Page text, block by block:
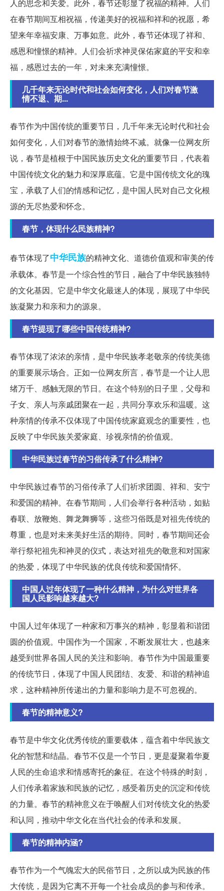
人的思念和关爱。此外，春节还彰显了祝福的精神。人们
在春节期间互相祝福，传递美好的祝福和祥和的祝愿，希
望来年幸福安康、万事如意。此外，春节还体现了祥和、
感恩和憧憬的精神。人们会祈求神灵保佑家庭的平安和幸
福，感恩过去的一年，对未来充满憧憬。
几千年来无论时代和社会如何变化，人们对春节激
情不退、期...
春节作为中国传统的重要节日，几千年来无论时代和社会
如何变化，人们对春节的激情始终不减。就像一位网友所
说，春节是植根于中国民族历史文化的重要节日，代表着
中国传统文化的魅力和深厚底蕴。它是中国传统文化的瑰
宝，承载了人们的情感和记忆，是中国人民对自己文化根
源的无尽热爱和怀念。
春节，体现什么民族精神?
春节体现了中华民族的精神文化、道德价值观和审美的传
承载体。春节是一个综合性的节日，融合了中华民族独特
的文化基因。它是中华文化最迷人的体现，展现了中华民
族凝聚力和亲和力的源泉。
春节提现了哪些中国传统精神?
春节体现了浓浓的亲情，是中华民族孝老敬亲的传统美德
的重要展示场合。正如一位网友所言，春节是一个让人思
绪万千、感触无限的节日。在这个特别的日子里，父母和
子女、亲人与亲戚团聚在一起，共同分享欢乐和温暖。这
种亲情的传承不仅体现了中国传统家庭观念的重要性，也
反映了中华民族关爱家庭、珍视亲情的价值观。
中华民族过春节的习俗传承了什么精神?
中华民族过春节的习俗传承了人们祈求团圆、祥和、安宁
和爱国的精神。在春节期间，人们会举行各种活动，如贴
春联、放鞭炮、舞龙舞狮等，这些习俗既是对祖先传统的
尊重，也是对未来美好生活的期待。同时，春节期间还会
举行祭祀祖先和神灵的仪式，表达对祖先的敬意和对国家
的热爱，体现了中华民族的优良传统和爱国情怀。
中国人过年体现了一种什么精神，为什么对世界各
国人民影响越来越大?
中国人过年体现了一种家和万事兴的精神，彰显着和谐团
圆的价值观。中国作为一个国家，不断发展壮大，也越来
越受到世界各国人民的关注和影响。春节作为中国最重要
的传统节日，体现了中国人民团结、友爱、和谐的精神追
求，这种精神所传递出的力量和影响力是不可忽视的。
春节的精神意义?
春节是中华文化优秀传统的重要载体，蕴含着中华民族文
化的智慧和结晶。春节不仅是一个节日，更是凝聚着华夏
人民的生命追求和情感寄托的象征。在这个特殊的时刻，
人们传承着家族和民族的记忆，感受着历史的沉淀和传统
的力量。春节的精神意义在于唤醒人们对传统文化的热爱
和认同，推动中华文化在当代社会的传承和发展。
春节的精神内涵?
春节作为一个气魄宏大的民俗节日，之所以成为民族的伟
大传统，是因为它离不开每一个社会成员的参与和传承。